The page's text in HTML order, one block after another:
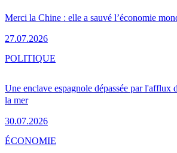
Merci la Chine : elle a sauvé l’économie
27.07.2026
Une enclave espagnole dépassée par l'afflux
la mer
30.07.2026
POLITIQUE
ÉCONOMIE